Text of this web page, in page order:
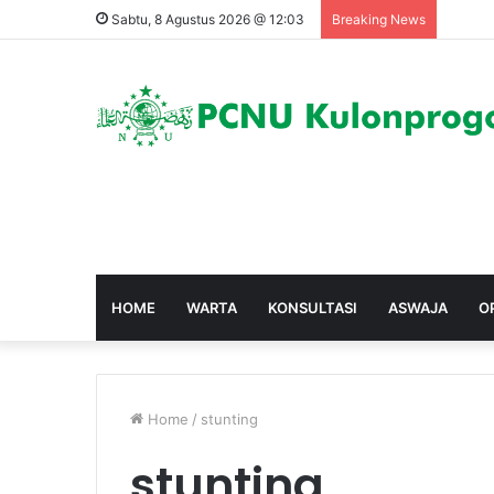
Sabtu, 8 Agustus 2026 @ 12:03 Breaking News
HOME WARTA KONSULTASI ASWAJA
Home / stunting